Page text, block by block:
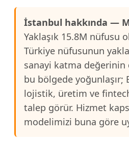
İstanbul hakkında —
Yaklaşık 15.8M nüfusu
Türkiye nüfusunun
sanayi katma değerinin
bu bölgede yoğunlaşır;
lojistik, üretim ve
talep görür. Hizmet
modelimizi buna göre